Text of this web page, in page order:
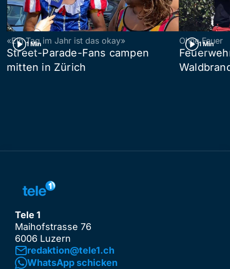
1 Min
«Ein Tag im Jahr ist das okay»
Street-Parade-Fans campen
mitten in Zürich
1 Min
Ohne Feuer
Tele 1
Maihofstrasse 76
6006 Luzern
redaktion@tele1.ch
WhatsApp schicken